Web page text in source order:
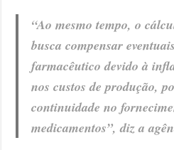
“Ao mesmo tempo, o
busca compensar
farmacêutico devido à
nos custos de produção,
continuidade no
medicamentos”, diz a